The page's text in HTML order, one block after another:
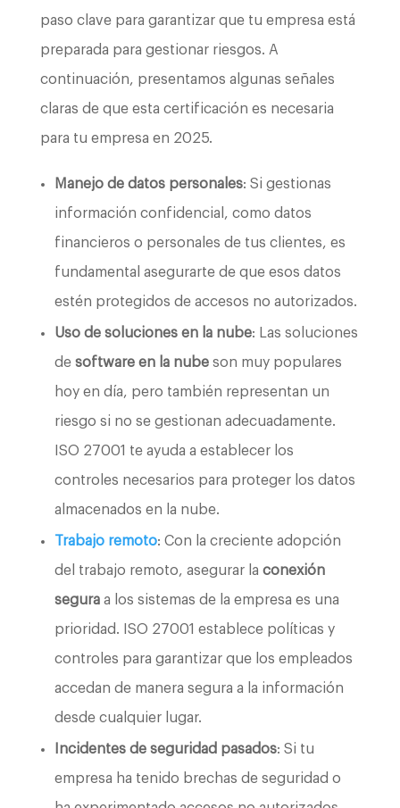
paso clave para garantizar que tu empresa está
preparada para gestionar riesgos. A
continuación, presentamos algunas señales
claras de que esta certificación es necesaria
para tu empresa en 2025.
Manejo de datos personales: Si gestionas
información confidencial, como datos
financieros o personales de tus clientes, es
fundamental asegurarte de que esos datos
estén protegidos de accesos no autorizados.
Uso de soluciones en la nube: Las soluciones
de software en la nubeson muy populares
hoy en día, pero también representan un
riesgo si no se gestionan adecuadamente.
ISO 27001 te ayuda a establecer los
controles necesarios para proteger los datos
almacenados en la nube.
Trabajo remoto: Con la creciente adopción
del trabajo remoto, asegurar la conexión
seguraa los sistemas de la empresa es una
prioridad. ISO 27001 establece políticas y
controles para garantizar que los empleados
accedan de manera segura a la información
desde cualquier lugar.
Incidentes de seguridad pasados: Si tu
empresa ha tenido brechas de seguridad o